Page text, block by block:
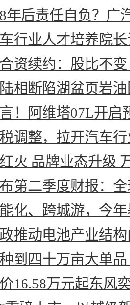
年后责任自负？广
行业人才培养院
资续约：股比不
相断陷湖盆页岩
！阿维塔07L开启
调整，拉开汽车
火 品牌业态升级
第二季度财报：
化、跨城游，今
推动电池产业结
到四十万亩大单
16.58万元起东风